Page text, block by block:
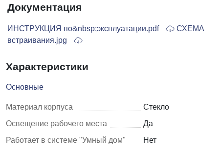
Документация
ИНСТРУКЦИЯ по&nbsp;эксплуатации.pdf
СХЕМА
встраивания.jpg
Характеристики
Основные
Материал корпуса
Стекло
Освещение рабочего места
Да
Работает в системе "Умный дом"
Нет